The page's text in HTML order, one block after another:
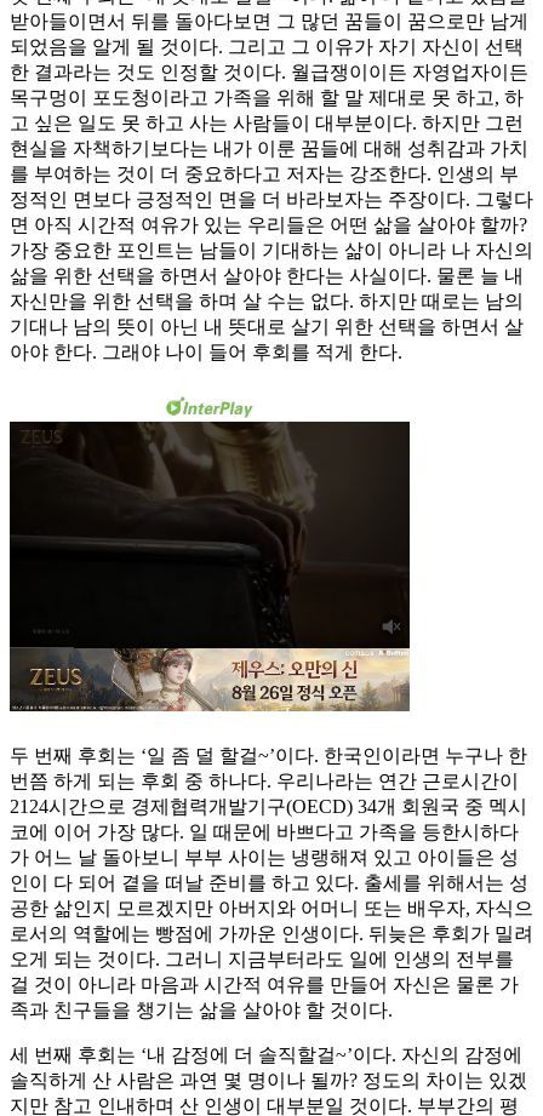
받아들이면서 뒤를 돌아다보면 그 많던 꿈들이 꿈으로만 남게
되었음을 알게 될 것이다. 그리고 그 이유가 자기 자신이 선택
한 결과라는 것도 인정할 것이다. 월급쟁이이든 자영업자이든
목구멍이 포도청이라고 가족을 위해 할 말 제대로 못 하고, 하
고 싶은 일도 못 하고 사는 사람들이 대부분이다. 하지만 그런
현실을 자책하기보다는 내가 이룬 꿈들에 대해 성취감과 가치
를 부여하는 것이 더 중요하다고 저자는 강조한다. 인생의 부
정적인 면보다 긍정적인 면을 더 바라보자는 주장이다. 그렇다
면 아직 시간적 여유가 있는 우리들은 어떤 삶을 살아야 할까?
가장 중요한 포인트는 남들이 기대하는 삶이 아니라 나 자신의
삶을 위한 선택을 하면서 살아야 한다는 사실이다. 물론 늘 내
자신만을 위한 선택을 하며 살 수는 없다. 하지만 때로는 남의
기대나 남의 뜻이 아닌 내 뜻대로 살기 위한 선택을 하면서 살
아야 한다. 그래야 나이 들어 후회를 적게 한다.
두 번째 후회는 ‘일 좀 덜 할걸~’이다. 한국인이라면 누구나 한
번쯤 하게 되는 후회 중 하나다. 우리나라는 연간 근로시간이
2124시간으로 경제협력개발기구(OECD) 34개 회원국 중 멕시
코에 이어 가장 많다. 일 때문에 바쁘다고 가족을 등한시하다
가 어느 날 돌아보니 부부 사이는 냉랭해져 있고 아이들은 성
인이 다 되어 곁을 떠날 준비를 하고 있다. 출세를 위해서는 성
공한 삶인지 모르겠지만 아버지와 어머니 또는 배우자, 자식으
로서의 역할에는 빵점에 가까운 인생이다. 뒤늦은 후회가 밀려
오게 되는 것이다. 그러니 지금부터라도 일에 인생의 전부를
걸 것이 아니라 마음과 시간적 여유를 만들어 자신은 물론 가
족과 친구들을 챙기는 삶을 살아야 할 것이다.
세 번째 후회는 ‘내 감정에 더 솔직할걸~’이다. 자신의 감정에
솔직하게 산 사람은 과연 몇 명이나 될까? 정도의 차이는 있겠
지만 참고 인내하며 산 인생이 대부분일 것이다. 부부간의 평